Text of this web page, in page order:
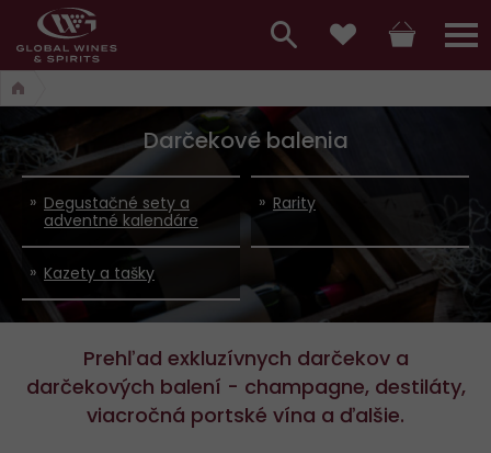
Hlavní
menu,
košík,
vyhledávání,
přihlášení
a
Darčekové balenia
Degustačné sety a
adventné kalendáre
Rarity
Kazety a tašky
Prehľad exkluzívnych darčekov a
darčekových balení - champagne, destiláty,
viacročná portské vína a ďalšie.